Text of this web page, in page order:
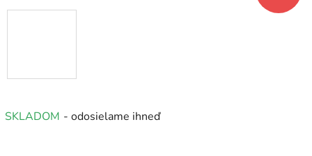
SKLADOM - odosielame ihneď